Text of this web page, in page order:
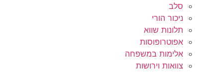
סלב
ניכור הורי
תלונות שווא
אפוטרופוסות
אלימות במשפחה
צוואות וירושות